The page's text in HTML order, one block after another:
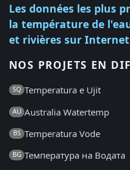
Les données les plus
la température de
et rivières sur
NOS PROJETS EN
SQ Temperatura e Ujit
AU Australia Watertemp
BS Temperatura Vode
BG Температура на Водата